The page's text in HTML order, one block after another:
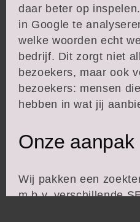
daar beter op
in Google te
welke woorden echt
bedrijf. Dit zorgt niet
bezoekers, maar ook
bezoekers: mensen
hebben in wat jij
Onze aanpak
Wij pakken een
m.b.v. verschillende